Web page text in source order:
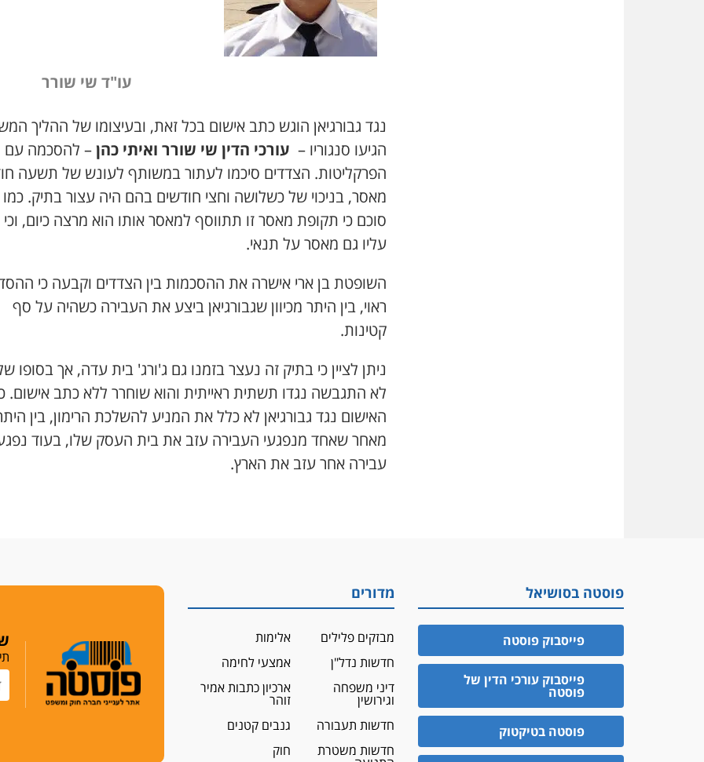
עו"ד שי שורר
נגד גבורגיאן הוגש כתב אישום בכל זאת, ובעיצומו של ההליך
הגיעו סנגוריו – עורכי הדין שי שורר ואיתי כהן– להסכמה עם
הפרקליטות. הצדדים סיכמו לעתור במשותף לעונש של תשעה
מאסר, בניכוי של כשלושה וחצי חודשים בהם היה עצור בתיק. כמו
סוכם כי תקופת מאסר זו תתווסף למאסר אותו הוא מרצה כיום, וכי
עליו גם מאסר על תנאי.
השופטת בן ארי אישרה את ההסכמות בין הצדדים וקבעה כי
ראוי, בין היתר מכיוון שגבורגיאן ביצע את העבירה כשהיה על סף
קטינות.
ניתן לציין כי בתיק זה נעצר בזמנו גם ג'ורג' בית עדה, אך בסופו
לא התגבשה נגדו תשתית ראייתית והוא שוחרר ללא כתב אישום.
האישום נגד גבורגיאן לא כלל את המניע להשלכת הרימון, בין
מאחר שאחד מנפגעי העבירה עזב את בית העסק שלו, בעוד
עבירה אחר עזב את הארץ.
פוסטה בסושיאל
פייסבוק פוסטה
פייסבוק עורכי הדין של
פוסטה
פוסטה בטיקטוק
מדורים
מבזקים פלילים
חדשות נדל"ן
דיני משפחה
וגירושין
חדשות תעבורה
חדשות משטרת
אלימות
אמצעי לחימה
ארכיון כתבות אמיר
זוהר
גנבים קטנים
חוק